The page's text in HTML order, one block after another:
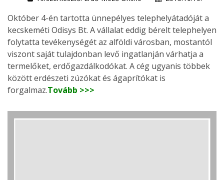
Október 4-én tartotta ünnepélyes telephelyátadóját a
kecskeméti Odisys Bt. A vállalat eddig bérelt telephelyen
folytatta tevékenységét az alföldi városban, mostantól
viszont saját tulajdonban levő ingatlanján várhatja a
termelőket, erdőgazdálkodókat. A cég ugyanis többek
között erdészeti zúzókat és ágaprítókat is
forgalmaz.Tovább >>>